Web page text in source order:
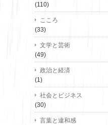
(110)
こころ
(33)
文学と芸術
(49)
政治と経済
(1)
社会とビジネス
(30)
言葉と違和感